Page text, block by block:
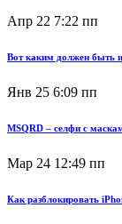
Апр 22 7:22 пп
Вот каким должен быть
Янв 25 6:09 пп
MSQRD – селфи с
Мар 24 12:49 пп
Как разблокировать